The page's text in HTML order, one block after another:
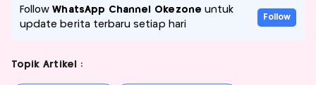
FollowWhatsApp Channel Okezone untuk
update berita terbaru setiap hari
Follow
Topik Artikel :